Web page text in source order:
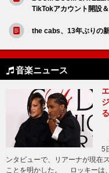
TikTokアカウント開設
the cabs、13年ぶりの
音楽ニュース
5
ンタビューで、リアーナが現在
ことを明かした。 ロッキーは